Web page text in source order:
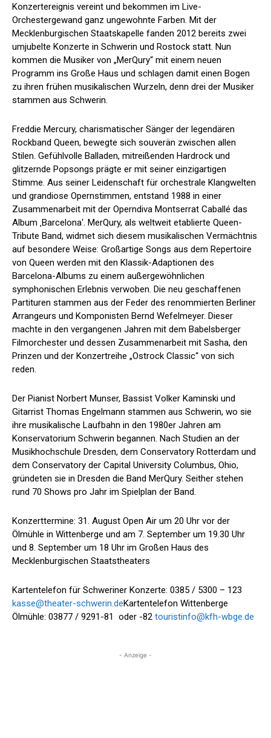
Konzertereignis vereint und bekommen im Live-
Orchestergewand ganz ungewohnte Farben. Mit der
Mecklenburgischen Staatskapelle fanden 2012 bereits zwei
umjubelte Konzerte in Schwerin und Rostock statt. Nun
kommen die Musiker von „MerQury“ mit einem neuen
Programm ins Große Haus und schlagen damit einen Bogen
zu ihren frühen musikalischen Wurzeln, denn drei der Musiker
stammen aus Schwerin.
Freddie Mercury, charismatischer Sänger der legendären
Rockband Queen, bewegte sich souverän zwischen allen
Stilen. Gefühlvolle Balladen, mitreißenden Hardrock und
glitzernde Popsongs prägte er mit seiner einzigartigen
Stimme. Aus seiner Leidenschaft für orchestrale Klangwelten
und grandiose Opernstimmen, entstand 1988 in einer
Zusammenarbeit mit der Operndiva Montserrat Caballé das
Album ‚Barcelona‘. MerQury, als weltweit etablierte Queen-
Tribute Band, widmet sich diesem musikalischen Vermächtnis
auf besondere Weise: Großartige Songs aus dem Repertoire
von Queen werden mit den Klassik-Adaptionen des
Barcelona-Albums zu einem außergewöhnlichen
symphonischen Erlebnis verwoben. Die neu geschaffenen
Partituren stammen aus der Feder des renommierten Berliner
Arrangeurs und Komponisten Bernd Wefelmeyer. Dieser
machte in den vergangenen Jahren mit dem Babelsberger
Filmorchester und dessen Zusammenarbeit mit Sasha, den
Prinzen und der Konzertreihe „Ostrock Classic“ von sich
reden.
Der Pianist Norbert Munser, Bassist Volker Kaminski und
Gitarrist Thomas Engelmann stammen aus Schwerin, wo sie
ihre musikalische Laufbahn in den 1980er Jahren am
Konservatorium Schwerin begannen. Nach Studien an der
Musikhochschule Dresden, dem Conservatory Rotterdam und
dem Conservatory der Capital University Columbus, Ohio,
gründeten sie in Dresden die Band MerQury. Seither stehen
rund 70 Shows pro Jahr im Spielplan der Band.
Konzerttermine: 31. August Open Air um 20 Uhr vor der
Ölmühle in Wittenberge und am 7. September um 19.30 Uhr
und 8. September um 18 Uhr im Großen Haus des
Mecklenburgischen Staatstheaters
Kartentelefon für Schweriner Konzerte: 0385 / 5300 – 123
kasse@theater-schwerin.deKartentelefon Wittenberge
Ölmühle: 03877 / 9291-81 oder -82 touristinfo@kfh-wbge.de
- Anzeige -